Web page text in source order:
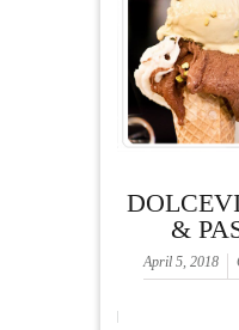
&
April 5, 2018